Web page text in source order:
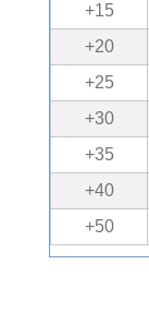
+15
+20
+25
+30
+35
+40
+50